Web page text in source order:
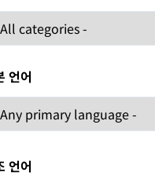
언어
언어